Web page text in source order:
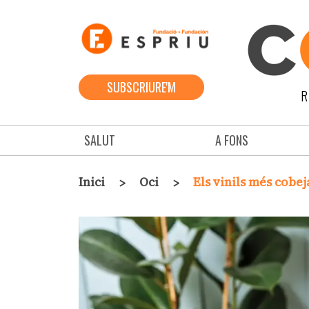
SUBSCRIURE'M
Navegació principal
SALUT A FONS
Fil d'ariadna
Inici Oci Els vinils més